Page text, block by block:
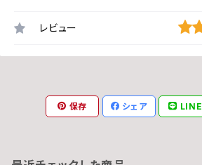
レビュー
保存 シェア LINE